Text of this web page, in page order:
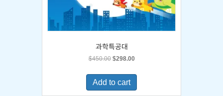
과학특공대
$450.00 Original
was:
$450.00.
$298.00Current
is:
Add to cart